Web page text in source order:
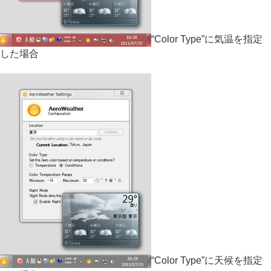
“Color Type”に気温を指定
した場合
“Color Type”に天候を指定